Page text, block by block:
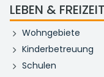
LEBEN & FREIZEIT
Wohngebiete
Kinderbetreuung
Schulen